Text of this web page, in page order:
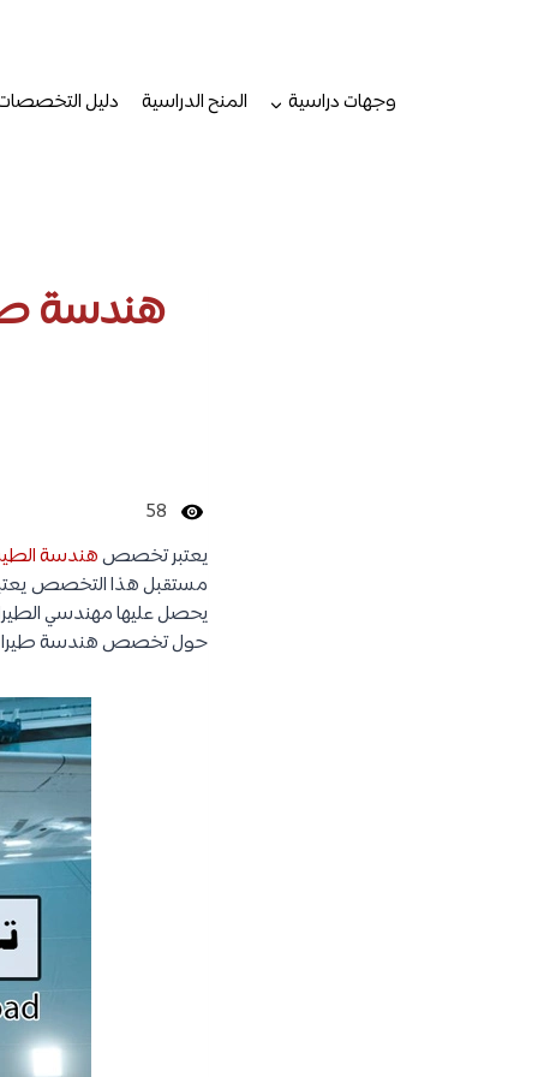
وجهات دراسية
المنح الدراسية دليل
هندسة
58
يعتبر تخصصهندسة
مستقبل هذا التخصص يعتبر
يحصل عليها مهندسي
حول تخصص هندسة طيران